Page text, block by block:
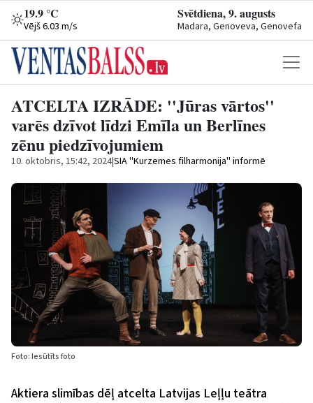
19.9 °C
Vējš 6.03 m/s
Svētdiena, 9. augusts
Madara, Genoveva, Genovefa
ATCELTA IZRĀDE: ''Jūras vārtos''
varēs dzīvot līdzi Emīla un Berlīnes
zēnu piedzīvojumiem
10. oktobris, 15:42, 2024|SIA ''Kurzemes filharmonija'' informē
Foto: Iesūtīts foto
Aktiera slimības dēļ atcelta Latvijas Leļļu teātra